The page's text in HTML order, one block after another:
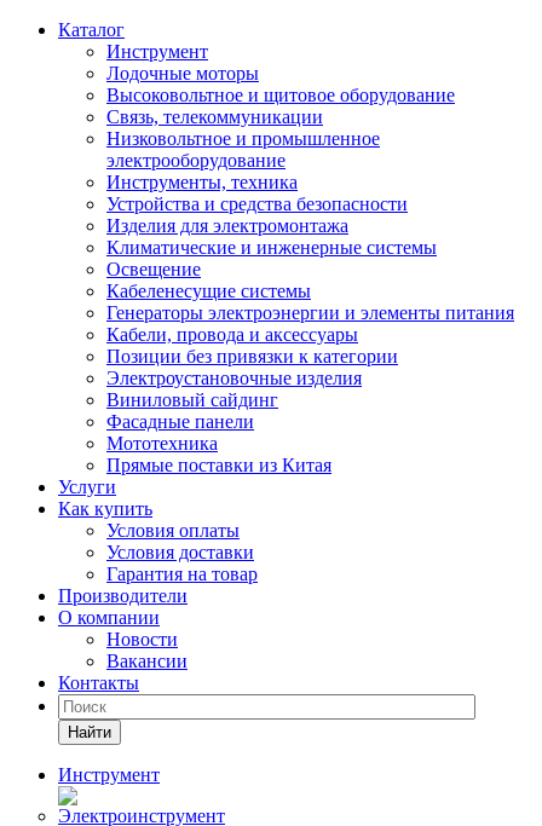
Каталог
Инструмент
Лодочные моторы
Высоковольтное и щитовое оборудование
Связь, телекоммуникации
Низковольтное и промышленное
электрооборудование
Инструменты, техника
Устройства и средства безопасности
Изделия для электромонтажа
Климатические и инженерные системы
Освещение
Кабеленесущие системы
Генераторы электроэнергии и элементы питания
Кабели, провода и аксессуары
Позиции без привязки к категории
Электроустановочные изделия
Виниловый сайдинг
Фасадные панели
Мототехника
Прямые поставки из Китая
Услуги
Как купить
Условия оплаты
Условия доставки
Гарантия на товар
Производители
О компании
Новости
Вакансии
Контакты
Найти
Инструмент